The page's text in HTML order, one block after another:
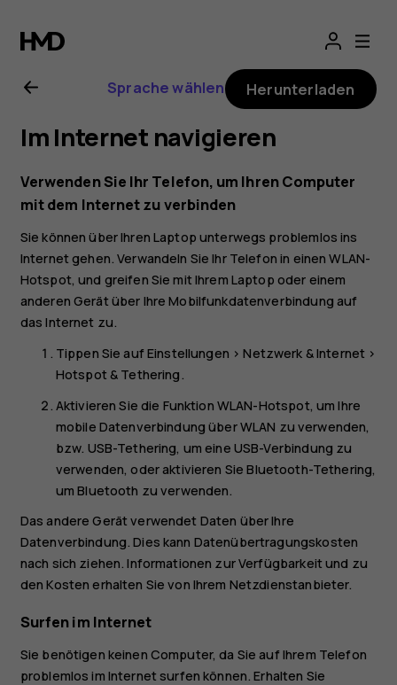
Nokia
5.3 Sprache wählen Herunterladen
Im Internet navigieren
Verwenden Sie Ihr Telefon, um Ihren Computer
mit dem Internet zu verbinden
Sie können über Ihren Laptop unterwegs problemlos ins
Internet gehen. Verwandeln Sie Ihr Telefon in einen WLAN-
Hotspot, und greifen Sie mit Ihrem Laptop oder einem
anderen Gerät über Ihre Mobilfunkdatenverbindung auf
das Internet zu.
Tippen Sie aufEinstellungen >Netzwerk & Internet >
Hotspot & Tethering .
Aktivieren Sie die Funktion WLAN-Hotspot, um Ihre
mobile Datenverbindung über WLAN zu verwenden,
bzw. USB-Tethering, um eine USB-Verbindung zu
verwenden, oder aktivieren SieBluetooth-Tethering,
um Bluetooth zu verwenden.
Das andere Gerät verwendet Daten über Ihre
Datenverbindung. Dies kann Datenübertragungskosten
nach sich ziehen. Informationen zur Verfügbarkeit und zu
den Kosten erhalten Sie von Ihrem Netzdienstanbieter.
Surfen im Internet
Sie benötigen keinen Computer, da Sie auf Ihrem Telefon
problemlos im Internet surfen können. Erhalten Sie